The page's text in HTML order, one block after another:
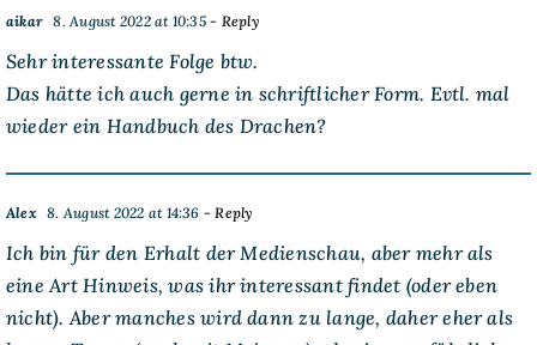
aikar 8. August 2022 at 10:35- Reply
Sehr interessante Folge btw.
Das hätte ich auch gerne in schriftlicher Form. Evtl. mal
wieder ein Handbuch des Drachen?
Alex 8. August 2022 at 14:36 - Reply
Ich bin für den Erhalt der Medienschau, aber mehr als
eine Art Hinweis, was ihr interessant findet (oder eben
nicht). Aber manches wird dann zu lange, daher eher als